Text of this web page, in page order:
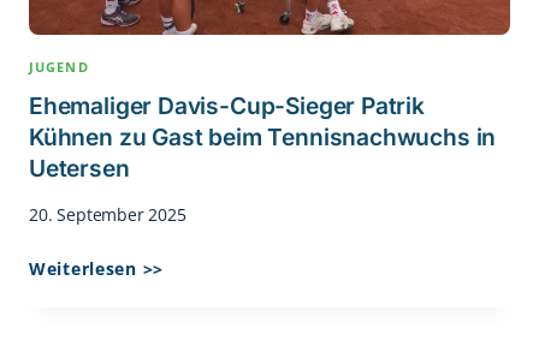
JUGEND
Ehemaliger Davis-Cup-Sieger Patrik
Kühnen zu Gast beim Tennisnachwuchs in
Uetersen
20. September 2025
Weiterlesen >>